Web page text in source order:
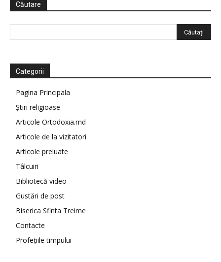
Căutare
Categorii
Pagina Principala
Știri religioase
Articole Ortodoxia.md
Articole de la vizitatori
Articole preluate
Tâlcuiri
Bibliotecă video
Gustări de post
Biserica Sfinta Treime
Contacte
Profețiile timpului